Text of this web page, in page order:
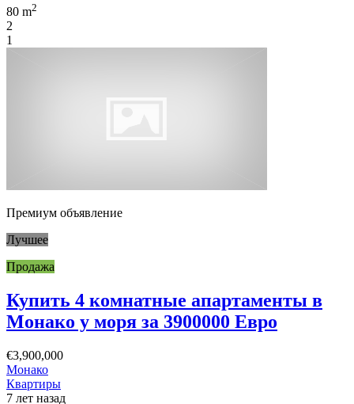
80 m2
2
1
Премиум объявление
Лучшее
Продажа
Купить 4 комнатные апартаменты в
Монако у моря за 3900000 Евро
€3,900,000
Монако
Квартиры
7 лет назад